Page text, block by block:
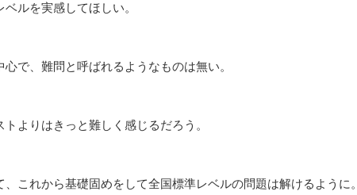
ルを実感してほしい。
で、難問と呼ばれるようなものは無い。
よりはきっと難しく感じるだろう。
これから基礎固めをして全国標準レベルの問題は解けるように。